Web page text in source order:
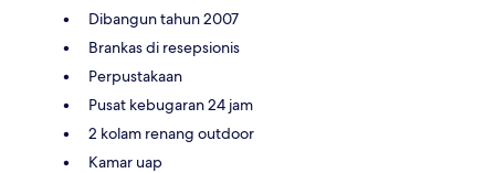
Dibangun tahun 2007
Brankas di resepsionis
Perpustakaan
Pusat kebugaran 24 jam
2 kolam renang outdoor
Kamar uap